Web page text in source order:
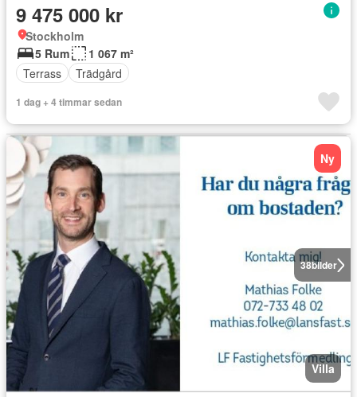
9 475 000 kr
Stockholm
5 Rum
1 067 m²
Terrass
Trädgård
1 dag + 4 timmar sedan
38bilder
Ny
Villa